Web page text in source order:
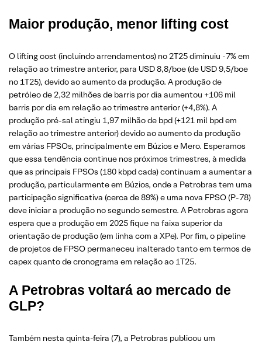
Maior produção, menor lifting cost
O lifting cost (incluindo arrendamentos) no 2T25 diminuiu -7% em
relação ao trimestre anterior, para USD 8,8/boe (de USD 9,5/boe
no 1T25), devido ao aumento da produção. A produção de
petróleo de 2,32 milhões de barris por dia aumentou +106 mil
barris por dia em relação ao trimestre anterior (+4,8%). A
produção pré-sal atingiu 1,97 milhão de bpd (+121 mil bpd em
relação ao trimestre anterior) devido ao aumento da produção
em várias FPSOs, principalmente em Búzios e Mero. Esperamos
que essa tendência continue nos próximos trimestres, à medida
que as principais FPSOs (180 kbpd cada) continuam a aumentar a
produção, particularmente em Búzios, onde a Petrobras tem uma
participação significativa (cerca de 89%) e uma nova FPSO (P-78)
deve iniciar a produção no segundo semestre. A Petrobras agora
espera que a produção em 2025 fique na faixa superior da
orientação de produção (em linha com a XPe). Por fim, o pipeline
de projetos de FPSO permaneceu inalterado tanto em termos de
capex quanto de cronograma em relação ao 1T25.
A Petrobras voltará ao mercado de
GLP?
Também nesta quinta-feira (7), a Petrobras publicou um